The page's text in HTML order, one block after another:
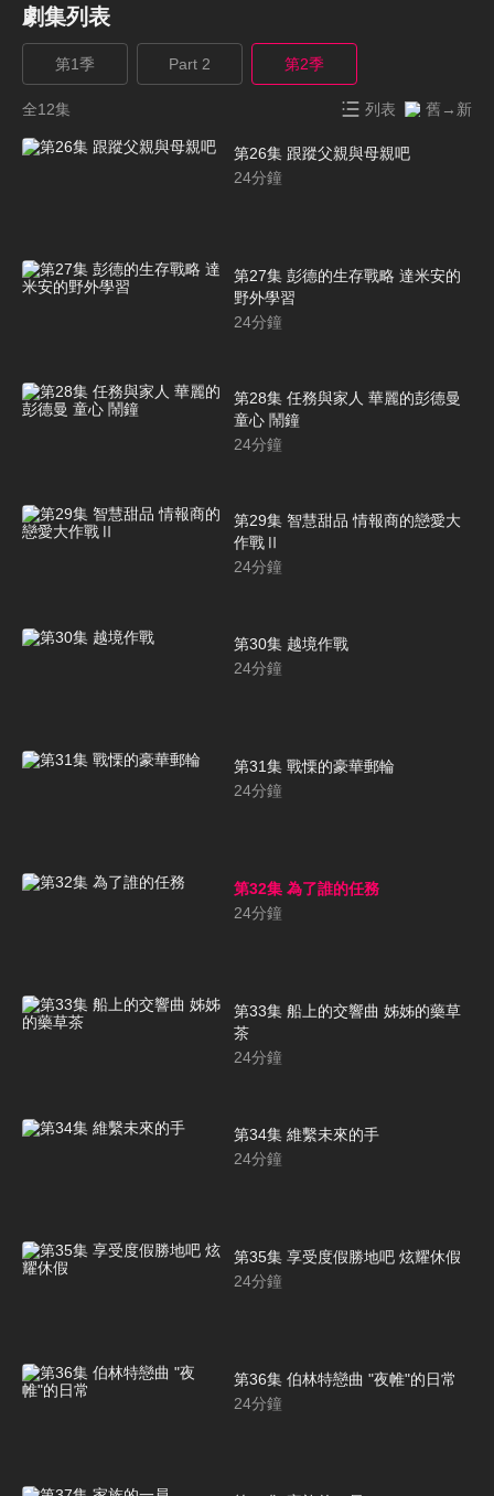
劇集列表
第1季 Part 2 第2季
全12集 列表 舊→新
第26集 跟蹤父親與母親吧
24分鐘
第27集 彭德的生存戰略 達米安的
野外學習
24分鐘
第28集 任務與家人 華麗的彭德曼
童心 鬧鐘
24分鐘
第29集 智慧甜品 情報商的戀愛大
作戰Ⅱ
24分鐘
第30集 越境作戰
24分鐘
第31集 戰慄的豪華郵輪
24分鐘
第32集 為了誰的任務
24分鐘
第33集 船上的交響曲 姊姊的藥草
茶
24分鐘
第34集 維繫未來的手
24分鐘
第35集 享受度假勝地吧 炫耀休假
24分鐘
第36集 伯林特戀曲 "夜帷"的日常
24分鐘